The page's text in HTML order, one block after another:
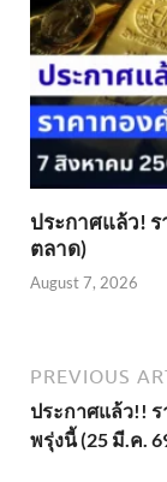
ประกาศแล้ว!
ตลาด)
August 7, 2026
PREVIOUS
ประกาศแล้ว!!
พรุ่งนี้ (25 มี.ค.